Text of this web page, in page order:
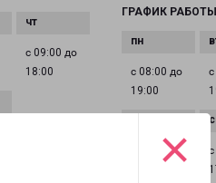
×
с 09:00 до
18:00
ГРАФИК РАБОТЫ
с 08:00 до
19:00
с 08:00 до